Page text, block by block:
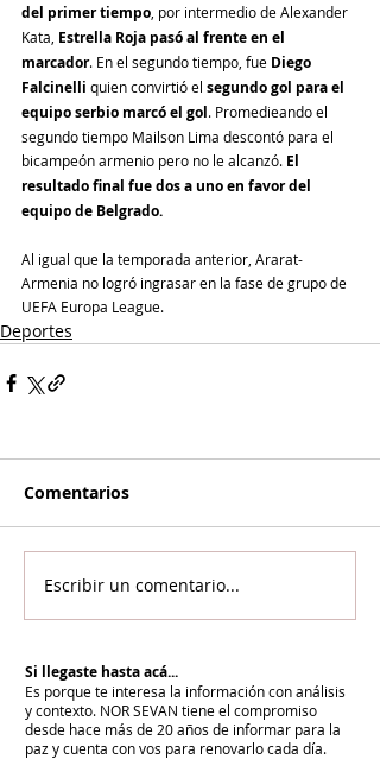
del primer tiempo , por intermedio de Alexander
Kata, Estrella Roja pasó al frente en el
marcador. En el segundo tiempo, fue Diego
Falcinelli quien convirtió el segundo gol para el
equipo serbio marcó el gol. Promedieando el
segundo tiempo Mailson Lima descontó para el
bicampeón armenio pero no le alcanzó. El
resultado final fue dos a uno en favor del
equipo de Belgrado.
Al igual que la temporada anterior, Ararat-
Armenia no logró ingrasar en la fase de grupo de
UEFA Europa League.
Deportes
Comentarios
Escribir un comentario...
Si llegaste hasta acá...
Es porque te interesa la información con análisis
y contexto. NOR SEVAN tiene el compromiso
desde hace más de 20 años de informar para la
paz y cuenta con vos para renovarlo cada día.